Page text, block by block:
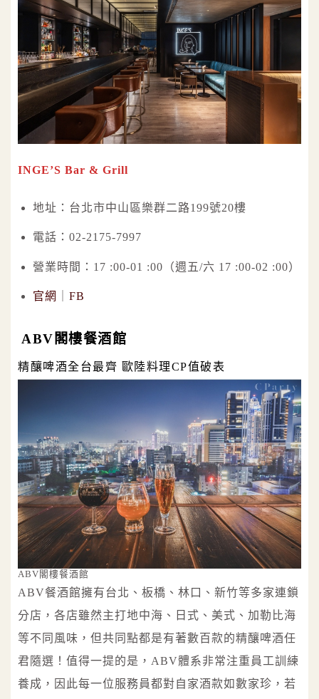
INGE’S Bar & Grill
地址：台北市中山區樂群二路199號20樓
電話：02-2175-7997
營業時間：17 :00-01 :00（週五/六 17 :00-02 :00）
官網 FB
ABV閣樓餐酒館
精釀啤酒全台最齊 歐陸料理CP值破表
ABV閣樓餐酒館
ABV餐酒館擁有台北、板橋、林口、新竹等多家連鎖
分店，各店雖然主打地中海、日式、美式、加勒比海
等不同風味，但共同點都是有著數百款的精釀啤酒任
君隨選！值得一提的是，ABV體系非常注重員工訓練
養成，因此每一位服務員都對自家酒款如數家珍，若